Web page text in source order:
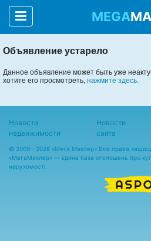
MEGA
Объявление устарело
Данное объявление может быть уже
хотите его просмотреть, нажмите здесь.
Новости
недвижимости
Новости
сайта
© 2009—2026 «Мега Маклер» Все права
«МегаМаклер» — єдина база оголошень про
нерухомості.